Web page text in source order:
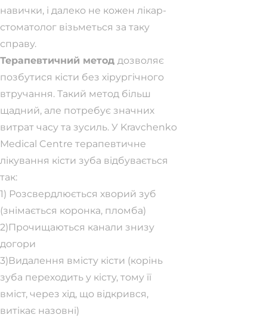
навички, і далеко не кожен лікар-
стоматолог візьметься за таку
справу.
Терапевтичний метод дозволяє
позбутися кісти без хірургічного
втручання. Такий метод більш
щадний, але потребує значних
витрат часу та зусиль. У Kravchenko
Medical Centre терапевтичне
лікування кісти зуба відбувається
так:
1) Розсвердлюється хворий зуб
(знімається коронка, пломба)
2)Прочищаються канали знизу
догори
3)Видалення вмісту кісти (корінь
зуба переходить у кісту, тому її
вміст, через хід, що відкрився,
витікає назовні)